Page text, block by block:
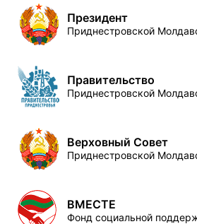
Президент
Приднестровской
Правительство
Приднестровской
Верховный Совет
Приднестровской
ВМЕСТЕ
Фонд социальной